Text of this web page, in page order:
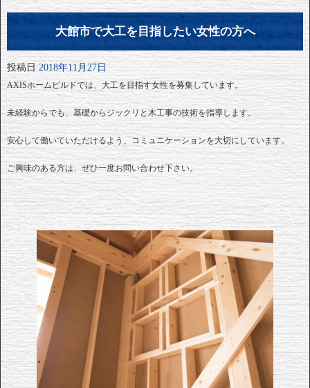
大館市で大工を目指したい女性の方へ
投稿日 2018年11月27日
AXISホームビルドでは、大工を目指す女性を募集しています。
未経験からでも、基礎からジックリと木工事の技術を指導します。
安心して働いていただけるよう、コミュニケーションを大切にしています。
ご興味のある方は、ぜひ一度お問い合わせ下さい。